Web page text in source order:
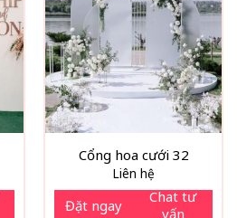
Cổng hoa cưới 32
Liên hệ
Đặt ngay
Chat tư
vấn